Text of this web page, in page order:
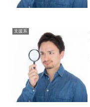
支援系